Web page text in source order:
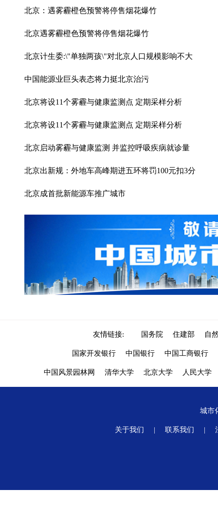
北京：遇雾霾橙色预警将停售烟花爆竹
北京遇雾霾橙色预警将停售烟花爆竹
北京计生委:\"单独两孩\"对北京人口规模影响不大
中国能源业巨头表态将力挺北京治污
北京将设11个雾霾与健康监测点 定期采样分析
北京将设11个雾霾与健康监测点 定期采样分析
北京启动雾霾与健康监测 并监控呼吸疾病就诊量
北京出新规：外地车高峰期进五环将罚100元扣3分
北京成首批新能源车推广城市
友情链接: 国务院 住建部 自
国家开发银行 中国银行 中国工商银行
中国风景园林网 清华大学 北京大学 人民大学
城市
关于我们 | 联系我们 |